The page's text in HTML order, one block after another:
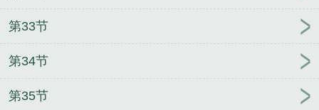
第33节
第34节
第35节